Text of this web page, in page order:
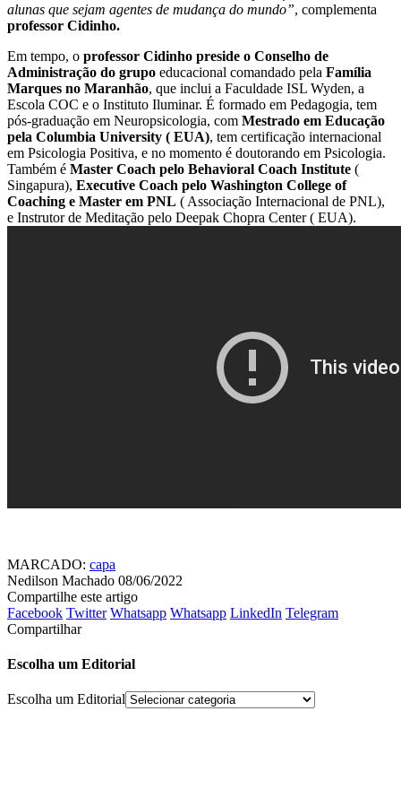
alunas que sejam agentes de mudança do mundo”, complementa
professor Cidinho.
Em tempo, o professor Cidinho preside o Conselho de
Administração do grupo educacional comandado pela Família
Marques no Maranhão, que inclui a Faculdade ISL Wyden, a
Escola COC e o Instituto Iluminar. É formado em Pedagogia, tem
pós-graduação em Neuropsicologia, com Mestrado em Educação
pela Columbia University ( EUA), tem certificação internacional
em Psicologia Positiva, e no momento é doutorando em Psicologia.
Também é Master Coach pelo Behavioral Coach Institute (
Singapura), Executive Coach pelo Washington College of
Coaching e Master em PNL ( Associação Internacional de PNL),
e Instrutor de Meditação pelo Deepak Chopra Center ( EUA).
MARCADO: capa
Nedilson Machado 08/06/2022
Compartilhe este artigo
Facebook Twitter Whatsapp Whatsapp LinkedIn Telegram
Compartilhar
Escolha um Editorial
Escolha um Editorial